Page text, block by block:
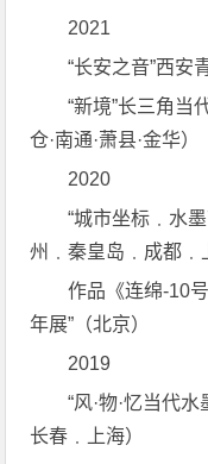
2021
“长安之音”西安
“新境”长三角当
仓·南通·萧县·金华）
2020
“城市坐标﹒水
州﹒秦皇岛﹒成都﹒
作品《连绵-10
年展”（北京）
2019
“风·物·忆当代
长春﹒上海）